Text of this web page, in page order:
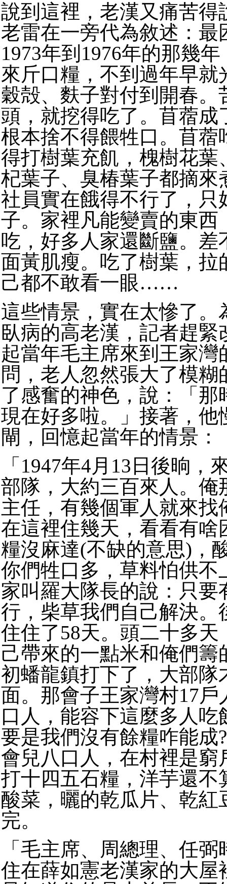
說到這裡，老漢又痛苦得
老雷在一旁代為敘述：最
1973年到1976年的那幾
來斤口糧，不到過年早就
穀殻、麩子對付到開春。
頭，就挖得吃了。苜蓿成
根本捨不得餵牲口。苜蓿
得打樹葉充飢，槐樹花葉
杞葉子、臭椿葉子都摘來
社員實在餓得不行了，只
子。家裡凡能變賣的東西
吃，好多人家還斷鹽。差
面黃肌瘦。吃了樹葉，拉
己都不敢看一眼……
這些情景，實在太慘了。
臥病的高老漢，記者趕緊
起當年毛主席來到王家灣
問，老人忽然張大了模糊
了感奮的神色，說：「那
現在好多啦。」接著，他
閘，回憶起當年的情景：
「1947年4月13日後晌，
部隊，大約三百來人。俺
主任，有幾個軍人就來找
在這裡住幾天，看看有啥
糧沒麻達(不缺的意思)，
你們牲口多，草料怕供不
家叫羅大隊長的說：只要
行，柴草我們自己解決。
住住了58天。頭二十多天
己帶來的一點米和俺們籌
初蟠龍鎮打下了，大部隊
面。那會子王家灣村17戶
口人，能容下這麼多人吃
要是我們沒有餘糧咋能成
會兒八口人，在村裡是窮
打十四五石糧，洋芋還不
酸菜，曬的乾瓜片、乾紅
完。
「毛主席、周總理、任
住在薛如憲老漢家的大屋